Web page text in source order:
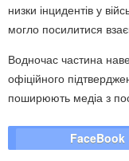
низки інцидентів у
могло посилитися
Водночас частина
офіційного
поширюють медіа з
FaceBook